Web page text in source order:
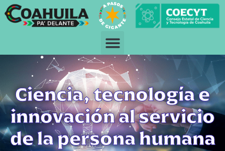
Ciencia, tecnología e
innovación al servicio
de la persona humana